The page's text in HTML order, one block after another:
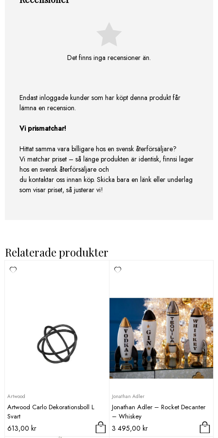
Det finns inga recensioner än.
Endast inloggade kunder som har köpt denna produkt får
lämna en recension.
Vi prismatchar!
Hittat samma vara billigare hos en svensk återförsäljare?
Vi matchar priset – så länge produkten är identisk, finnsi lager
hos en svensk återförsäljare och
du kontaktar oss innan köp. Skicka bara en länk eller underlag
som visar priset, så justerar vi!
Relaterade produkter
Artwood
Artwood Carlo Dekorationsboll L
Svart
613,00 kr
Jonathan Adler
Jonathan Adler – Rocket Decanter
– Whiskey
3 495,00 kr